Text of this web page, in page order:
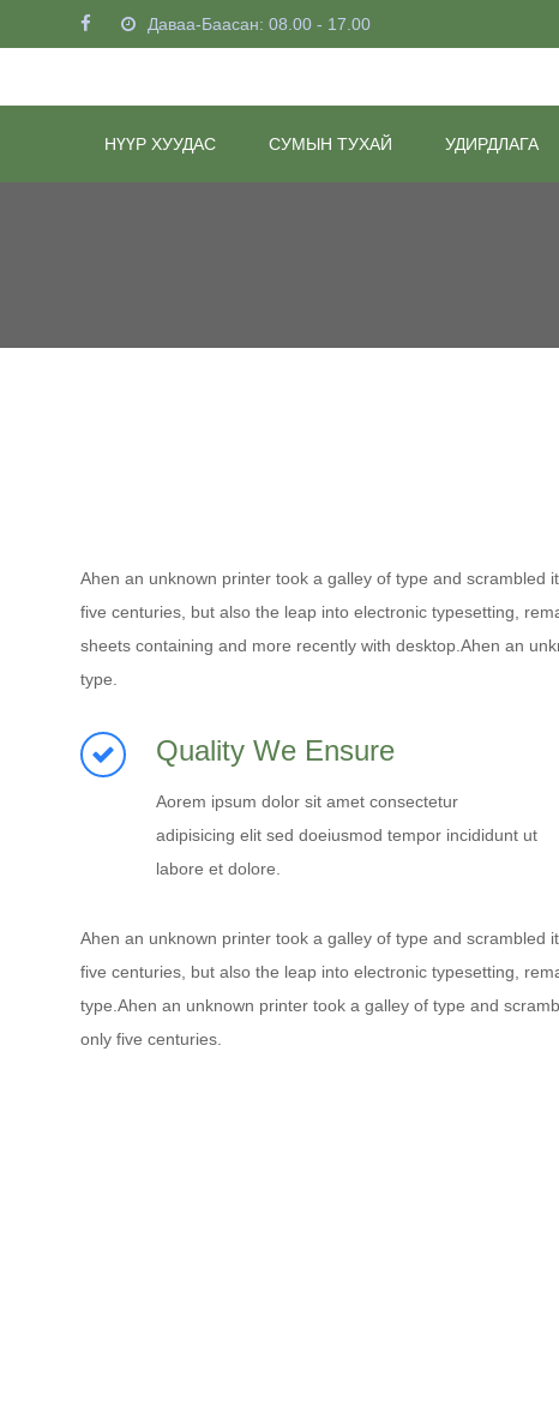
Даваа-Баасан: 08.00 - 17.00
НҮҮР ХУУДАС СУМЫН ТУХАЙ УДИРДЛАГА
Ahen an unknown printer took a galley of type and
five centuries, but also the leap into electronic typesetting,
sheets containing and more recently with desktop.Ahen an
type.
Quality We Ensure
Aorem ipsum dolor sit amet consectetur
adipisicing elit sed doeiusmod tempor incididunt ut
labore et dolore.
Ahen an unknown printer took a galley of type and
five centuries, but also the leap into electronic typesetting,
type.Ahen an unknown printer took a galley of type and
only five centuries.